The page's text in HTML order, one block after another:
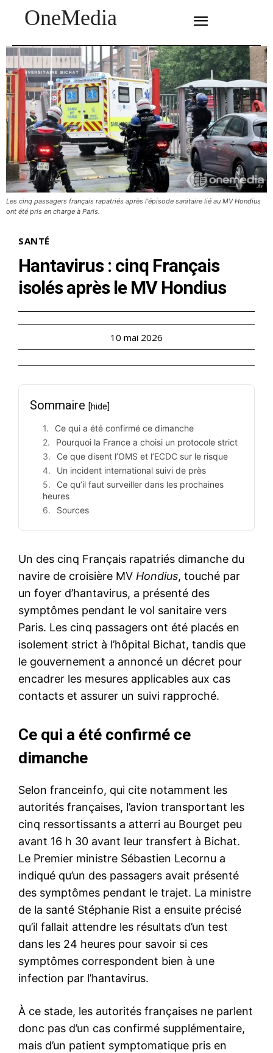
OneMedia
Les cinq passagers français rapatriés après l'épisode sanitaire lié au MV Hondius
ont été pris en charge à Paris.
SANTÉ
Hantavirus : cinq Français
isolés après le MV Hondius
10 mai 2026
Sommaire [hide]
Ce qui a été confirmé ce dimanche
Pourquoi la France a choisi un protocole strict
Ce que disent l’OMS et l’ECDC sur le risque
Un incident international suivi de près
Ce qu’il faut surveiller dans les prochaines
heures
Sources
Un des cinq Français rapatriés dimanche du
navire de croisière MV Hondius, touché par
un foyer d’hantavirus, a présenté des
symptômes pendant le vol sanitaire vers
Paris. Les cinq passagers ont été placés en
isolement strict à l’hôpital Bichat, tandis que
le gouvernement a annoncé un décret pour
encadrer les mesures applicables aux cas
contacts et assurer un suivi rapproché.
Ce qui a été confirmé ce
dimanche
Selon franceinfo, qui cite notamment les
autorités françaises, l’avion transportant les
cinq ressortissants a atterri au Bourget peu
avant 16 h 30 avant leur transfert à Bichat.
Le Premier ministre Sébastien Lecornu a
indiqué qu’un des passagers avait présenté
des symptômes pendant le trajet. La ministre
de la santé Stéphanie Rist a ensuite précisé
qu’il fallait attendre les résultats d’un test
dans les 24 heures pour savoir si ces
symptômes correspondent bien à une
infection par l’hantavirus.
À ce stade, les autorités françaises ne parlent
donc pas d’un cas confirmé supplémentaire,
mais d’un patient symptomatique pris en